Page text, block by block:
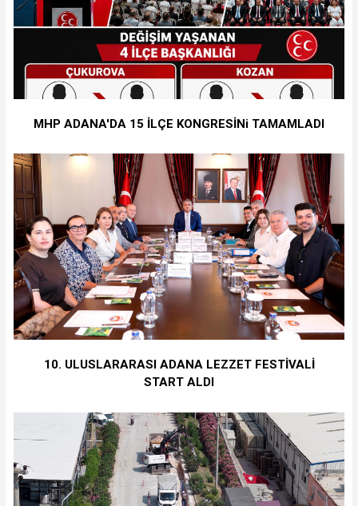
MHP ADANA'DA 15 İLÇE KONGRESİNi TAMAMLADI
10. ULUSLARARASI ADANA LEZZET FESTİVALİ
START ALDI